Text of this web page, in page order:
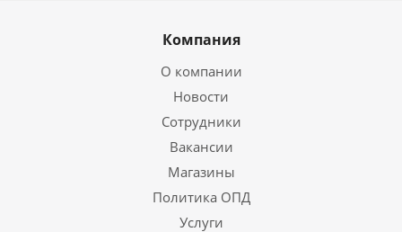
Компания
О компании
Новости
Сотрудники
Вакансии
Магазины
Политика ОПД
Услуги